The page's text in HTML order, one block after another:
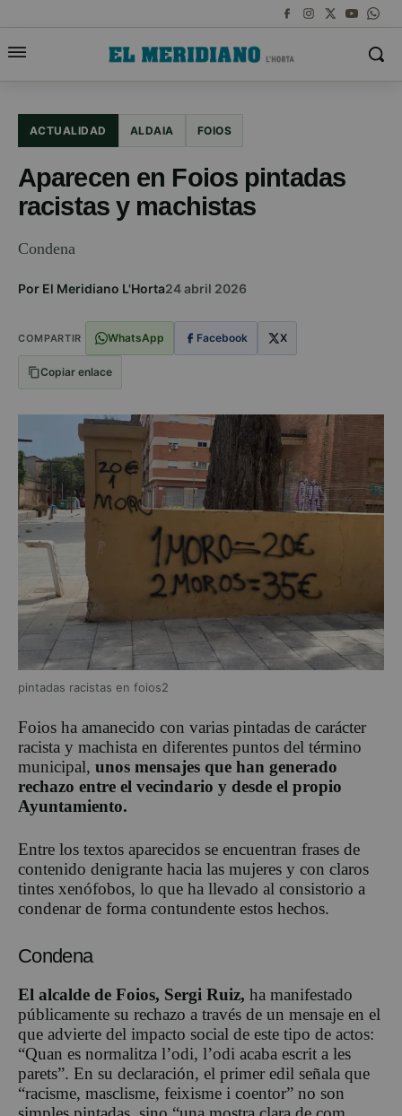
ACTUALIDAD ALDAIA FOIOS
Aparecen en Foios pintadas
racistas y machistas
Condena
Por El Meridiano L'Horta24 abril 2026
COMPARTIR WhatsApp Facebook X
Copiar enlace
pintadas racistas en foios2
Foios ha amanecido con varias pintadas de carácter
racista y machista en diferentes puntos del término
municipal, unos mensajes que han generado
rechazo entre el vecindario y desde el propio
Ayuntamiento.
Entre los textos aparecidos se encuentran frases de
contenido denigrante hacia las mujeres y con claros
tintes xenófobos, lo que ha llevado al consistorio a
condenar de forma contundente estos hechos.
Condena
El alcalde de Foios, Sergi Ruiz, ha manifestado
públicamente su rechazo a través de un mensaje en el
que advierte del impacto social de este tipo de actos:
“Quan es normalitza l’odi, l’odi acaba escrit a les
parets”. En su declaración, el primer edil señala que
“racisme, masclisme, feixisme i coentor” no son